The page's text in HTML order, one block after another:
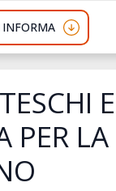
INFORMA
PER